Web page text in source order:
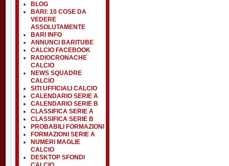
BLOG
BARI: 10 COSE DA
VEDERE
ASSOLUTAMENTE
BARI INFO
ANNUNCI BARITUBE
CALCIO FACEBOOK
RADIOCRONACHE
CALCIO
NEWS SQUADRE
CALCIO
SITI UFFICIALI CALCIO
CALENDARIO SERIE A
CALENDARIO SERIE B
CLASSIFICA SERIE A
CLASSIFICA SERIE B
PROBABILI FORMAZIONI
FORMAZIONI SERIE A
NUMERI MAGLIE
CALCIO
DESKTOP SFONDI